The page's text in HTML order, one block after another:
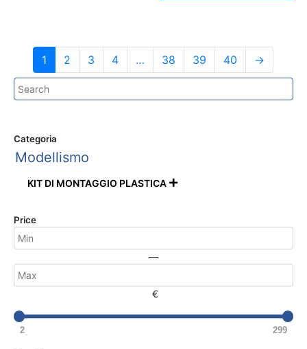
1 2 3 4 … 38 39 40 →
Categoria
Modellismo
KIT DI MONTAGGIO PLASTICA 
Price
—
€
2 299